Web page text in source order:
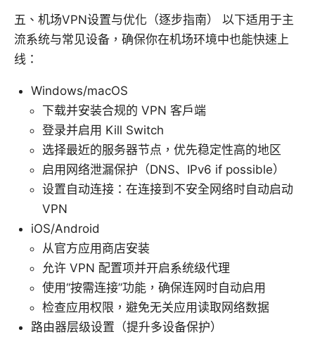
五、机场VPN设置与优化（逐步指南） 以下适用于主
流系统与常见设备，确保你在机场环境中也能快速上
线：
Windows/macOS
下载并安装合规的 VPN 客户端
登录并启用 Kill Switch
选择最近的服务器节点，优先稳定性高的地区
启用网络泄漏保护（DNS、IPv6 if possible）
设置自动连接：在连接到不安全网络时自动启动
VPN
iOS/Android
从官方应用商店安装
允许 VPN 配置项并开启系统级代理
使用“按需连接”功能，确保连网时自动启用
检查应用权限，避免无关应用读取网络数据
路由器层级设置（提升多设备保护）